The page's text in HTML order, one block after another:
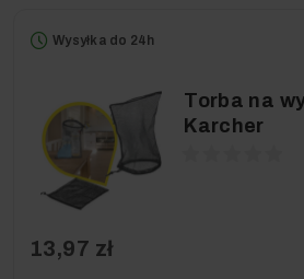
Wysyłka do 24h
Torba na
Karcher
13,97 zł